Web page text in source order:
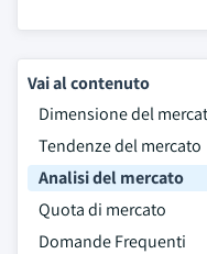
Vai al contenuto
Dimensione del
Tendenze del mercato
Analisi del mercato
Quota di mercato
Domande Frequenti